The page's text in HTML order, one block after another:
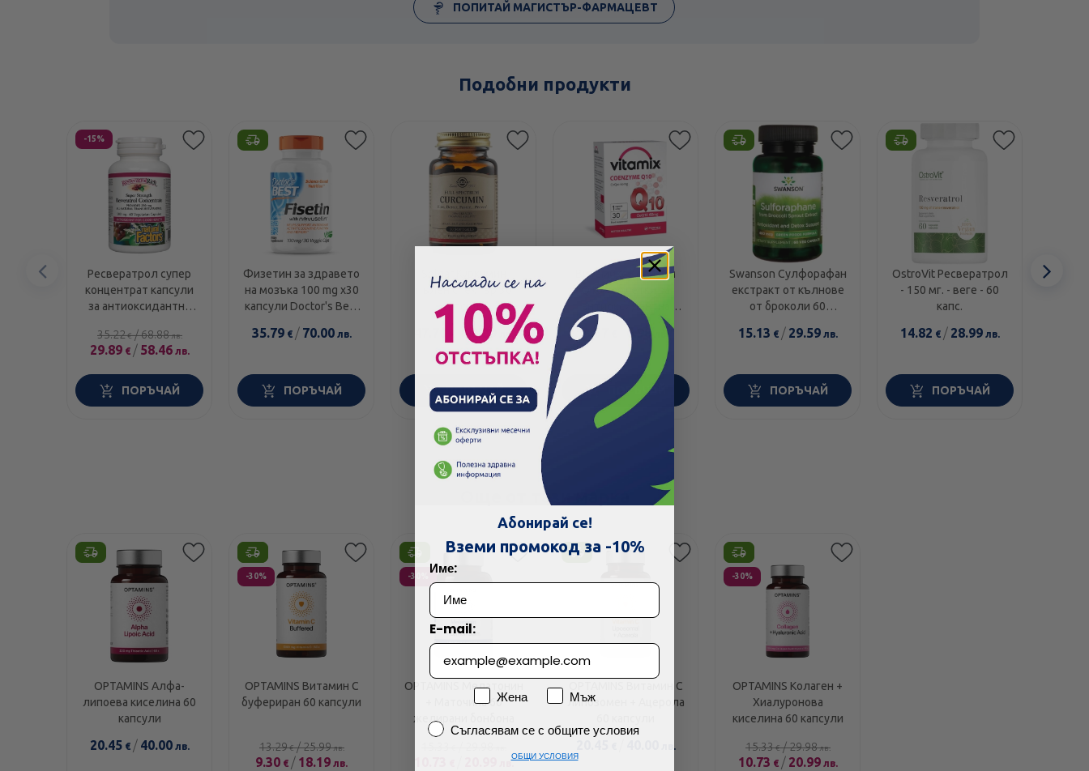
ПОПИТАЙ МАГИСТЪР-ФАРМАЦЕВТ
Подобни продукти
Етикети
-15%
Ресвератрол супер
концентрат капсули
за антиоксидантна
Natural Factors
35.22€ /68.88лв.
29.89€ / 58.46лв.
ПОРЪЧАЙ
Физетин за здравето
на мозъка 100 mg х30
капсули Doctor's Best
35.79€ / 70.00лв.
ПОРЪЧАЙ
Solgar Куркумин
пълен спектър 30
капсули
93.29 лв.
ПОРЪЧАЙ
Витамикс Коензим
Q10 таблетки за
антиоксидантна
защита х30 Fortex
3.57 6.98лв.
ПОРЪЧАЙ
Swanson Сулфорафан
екстракт от кълнове
от броколи 60
15.13 € / 29.59лв.
ПОРЪЧАЙ
OstroVit Ресвератрол
- 150 мг. - веге - 60
капс.
14.82 € / 28.99лв.
ПОРЪЧАЙ
Предишен
елемент
Още от тази марка
OPTAMINS Алфа-
липоева киселина 60
капсули
20.45€ / 40.00лв.
Етикети
-30%
OPTAMINS Витамин С
буфериран 60 капсули
13.29€ /25.99лв.
9.30 € / 18.19 лв.
Етикети
-30%
OPTAMINS Мелатонин
+ Маточина 60
желирани бонбона
лв.
OPTAMINS Витамин С
липозомен + Ацерола
лв.
Етикети
-30%
OPTAMINS Колаген +
Хиалуронова
киселина 60 капсули
15.33€ /29.98лв.
10.73 € / 20.99лв.
Абонирай се!
Вземи промокод за -10%
Име:
E-mail:
ПолЖена
Мъж
Съгласявам се с общите условия
Съгласявам се с общите условия
ОБЩИ УСЛОВИЯ